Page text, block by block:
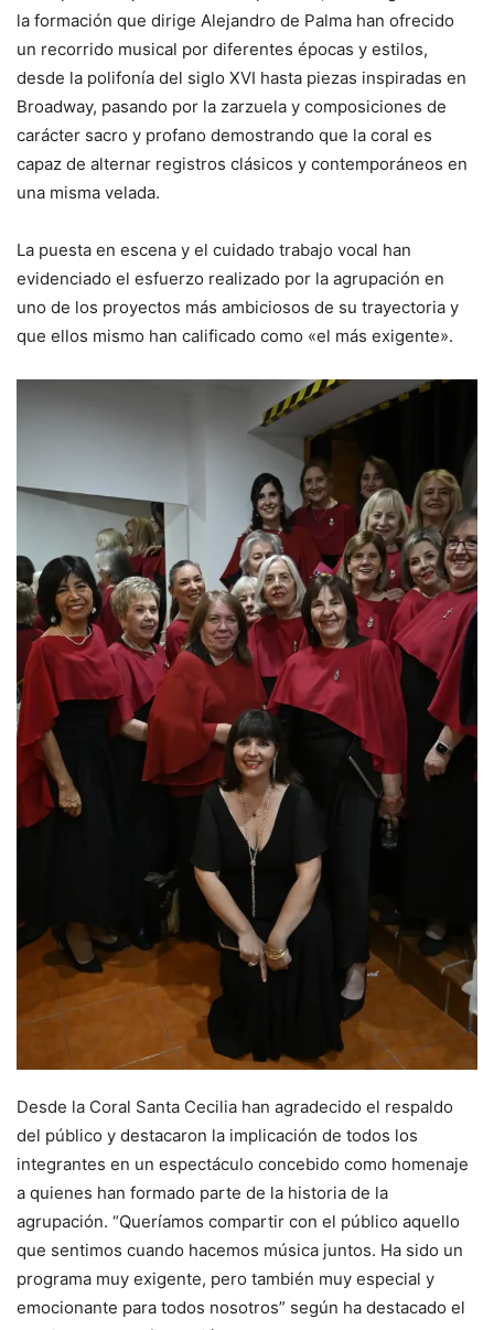
la formación que dirige Alejandro de Palma han ofrecido
un recorrido musical por diferentes épocas y estilos,
desde la polifonía del siglo XVI hasta piezas inspiradas en
Broadway, pasando por la zarzuela y composiciones de
carácter sacro y profano demostrando que la coral es
capaz de alternar registros clásicos y contemporáneos en
una misma velada.
La puesta en escena y el cuidado trabajo vocal han
evidenciado el esfuerzo realizado por la agrupación en
uno de los proyectos más ambiciosos de su trayectoria y
que ellos mismo han calificado como «el más exigente».
Desde la Coral Santa Cecilia han agradecido el respaldo
del público y destacaron la implicación de todos los
integrantes en un espectáculo concebido como homenaje
a quienes han formado parte de la historia de la
agrupación. “Queríamos compartir con el público aquello
que sentimos cuando hacemos música juntos. Ha sido un
programa muy exigente, pero también muy especial y
emocionante para todos nosotros” según ha destacado el